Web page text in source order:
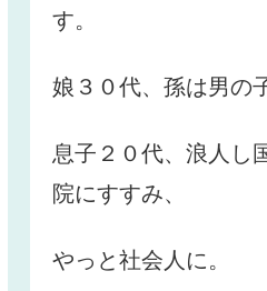
す。
娘３０代、孫は男の
息子２０代、浪人し
院にすすみ、
やっと社会人に。